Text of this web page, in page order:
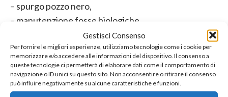
Gestisci Consenso
Per fornire le migliori esperienze, utilizziamo tecnologie come i cookie per
memorizzare e/o accedere alle informazioni del dispositivo. Il consenso a
queste tecnologie ci permetterà di elaborare dati come il comportamento di
navigazione o ID unici su questo sito. Non acconsentire o ritirare il consenso
può influire negativamente su alcune caratteristiche e funzioni.
– spurgo pozzo nero,
– manutenzione fosse biologiche,
– videoispezione fognature,
– spurgo fognature.
L’esperienza maturata in oltre trent’anni di attività
nel campo deglispurghi Besana in Brianza, unita ad
una continua ricerca di soluzioni e attrezzature